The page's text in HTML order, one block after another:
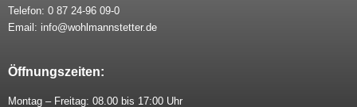
Telefon: 0 87 24-96 09-0
Email: info@wohlmannstetter.de
Öffnungszeiten:
Montag – Freitag: 08.00 bis 17:00 Uhr